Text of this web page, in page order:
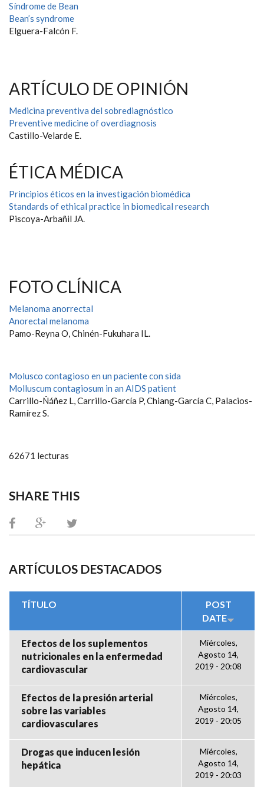
Síndrome de Bean
Bean’s syndrome
Elguera-Falcón F.
ARTÍCULO DE OPINIÓN
Medicina preventiva del sobrediagnóstico
Preventive medicine of overdiagnosis
Castillo-Velarde E.
ÉTICA MÉDICA
Principios éticos en la investigación biomédica
Standards of ethical practice in biomedical research
Piscoya-Arbañil JA.
FOTO CLÍNICA
Melanoma anorrectal
Anorectal melanoma
Pamo-Reyna O, Chinén-Fukuhara IL.
Molusco contagioso en un paciente con sida
Molluscum contagiosum in an AIDS patient
Carrillo-Ñáñez L, Carrillo-García P, Chiang-García C, Palacios-
Ramírez S.
62671 lecturas
SHARE THIS
ARTÍCULOS DESTACADOS
TÍTULO
POST
DATE
Efectos de los suplementos
nutricionales en la enfermedad
cardiovascular
Miércoles,
Agosto 14,
2019 - 20:08
Efectos de la presión arterial
sobre las variables
cardiovasculares
Miércoles,
Agosto 14,
2019 - 20:05
Drogas que inducen lesión
hepática
Miércoles,
Agosto 14,
2019 - 20:03